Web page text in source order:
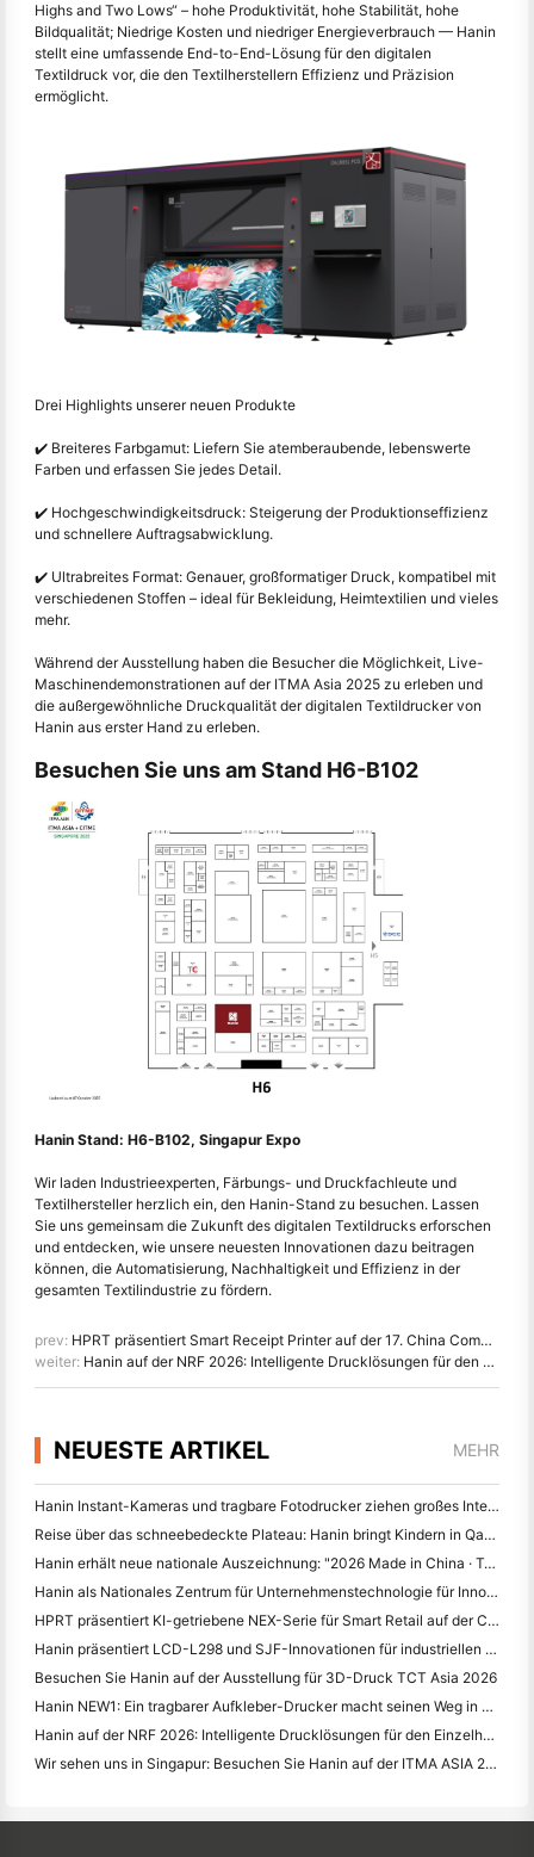
Highs and Two Lows“ – hohe Produktivität, hohe Stabilität, hohe
Bildqualität; Niedrige Kosten und niedriger Energieverbrauch — Hanin
stellt eine umfassende End-to-End-Lösung für den digitalen
Textildruck vor, die den Textilherstellern Effizienz und Präzision
ermöglicht.
Drei Highlights unserer neuen Produkte
✔️ Breiteres Farbgamut: Liefern Sie atemberaubende, lebenswerte
Farben und erfassen Sie jedes Detail.
✔️ Hochgeschwindigkeitsdruck: Steigerung der Produktionseffizienz
und schnellere Auftragsabwicklung.
✔️ Ultrabreites Format: Genauer, großformatiger Druck, kompatibel mit
verschiedenen Stoffen – ideal für Bekleidung, Heimtextilien und vieles
mehr.
Während der Ausstellung haben die Besucher die Möglichkeit, Live-
Maschinendemonstrationen auf der ITMA Asia 2025 zu erleben und
die außergewöhnliche Druckqualität der digitalen Textildrucker von
Hanin aus erster Hand zu erleben.
Besuchen Sie uns am Stand H6-B102
Hanin Stand: H6-B102, Singapur Expo
Wir laden Industrieexperten, Färbungs- und Druckfachleute und
Textilhersteller herzlich ein, den Hanin-Stand zu besuchen. Lassen
Sie uns gemeinsam die Zukunft des digitalen Textildrucks erforschen
und entdecken, wie unsere neuesten Innovationen dazu beitragen
können, die Automatisierung, Nachhaltigkeit und Effizienz in der
gesamten Textilindustrie zu fördern.
prev: HPRT präsentiert Smart Receipt Printer auf der 17. China Commercial Informatization Conference
weiter: Hanin auf der NRF 2026: Intelligente Drucklösungen für den Einzelhandel
NEUESTE ARTIKEL MEHR
Hanin Instant-Kameras und tragbare Fotodrucker ziehen großes Interesse auf der IEAE Shenzhen 2026
Reise über das schneebedeckte Plateau: Hanin bringt Kindern in Qamdo Bildungsprogramme zur Fotografie
Hanin erhält neue nationale Auszeichnung: "2026 Made in China · Trusted Brand by Consumers"
Hanin als Nationales Zentrum für Unternehmenstechnologie für Innovationsführerschaft anerkannt
HPRT präsentiert KI-getriebene NEX-Serie für Smart Retail auf der CHINASHOP 2026
Hanin präsentiert LCD-L298 und SJF-Innovationen für industriellen 3D-Druck auf der TCT Asia 2026
Besuchen Sie Hanin auf der Ausstellung für 3D-Druck TCT Asia 2026
Hanin NEW1: Ein tragbarer Aufkleber-Drucker macht seinen Weg in Japans LOFT-Geschäfte
Hanin auf der NRF 2026: Intelligente Drucklösungen für den Einzelhandel
Wir sehen uns in Singapur: Besuchen Sie Hanin auf der ITMA ASIA 2025 und erleben Sie die neueste Digitaldrucktechnologie